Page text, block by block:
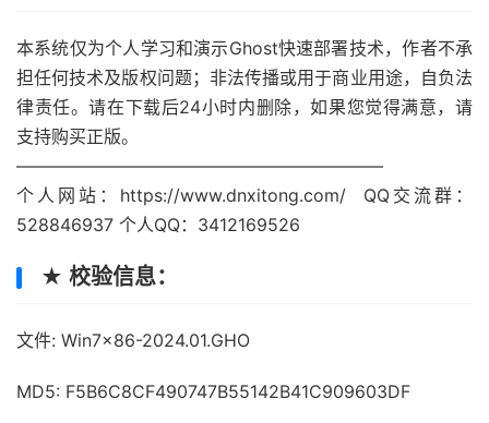
本系统仅为个人学习和演示Ghost快速部署技术，作者不承
担任何技术及版权问题；非法传播或用于商业用途，自负法
律责任。请在下载后24小时内删除，如果您觉得满意，请
支持购买正版。
—————————————————————
个人网站：https://www.dnxitong.com/ QQ交流群：
528846937 个人QQ：3412169526
★ 校验信息：
文件: Win7x86-2024.01.GHO
MD5: F5B6C8CF490747B55142B41C909603DF